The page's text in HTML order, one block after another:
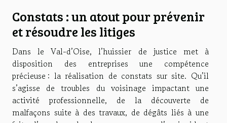
Constats : un atout pour prévenir
et résoudre les litiges
Dans le Val-d’Oise, l’huissier de justice met à
disposition des entreprises une compétence
précieuse : la réalisation de constats sur site. Qu’il
s’agisse de troubles du voisinage impactant une
activité professionnelle, de la découverte de
malfaçons suite à des travaux, de dégâts liés à une